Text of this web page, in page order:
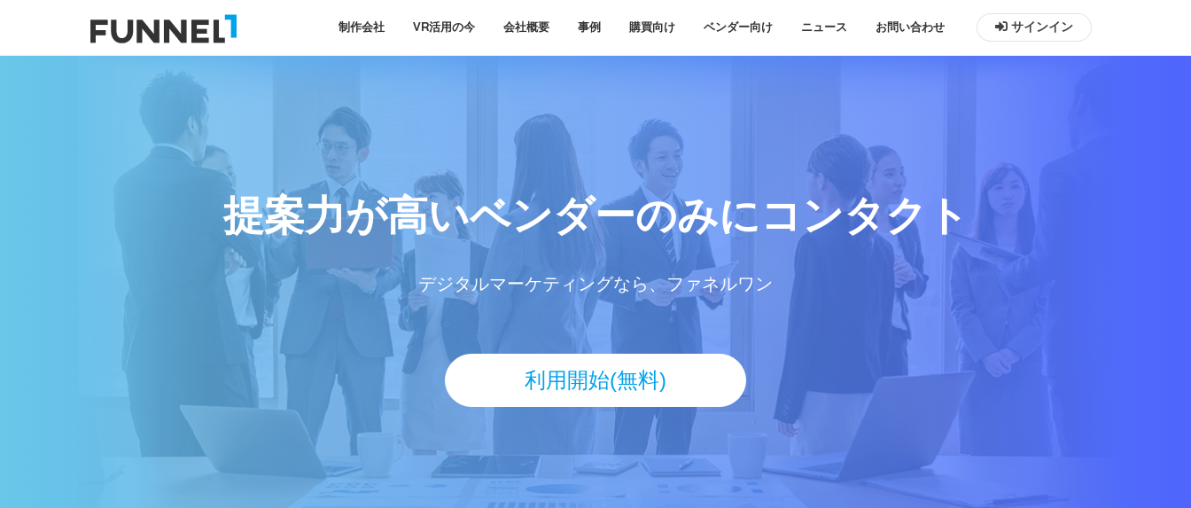
制作会社 VR活用の今 会社概要 事例 購買向け ベンダー向け ニュース お問い合わせ サインイン
提案力が高いベンダーのみにコンタクト
デジタルマーケティングなら、ファネルワン
利用開始(無料)